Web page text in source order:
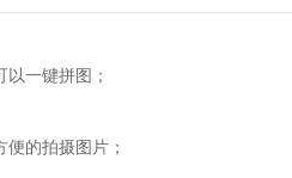
一键拼图；
的拍摄图片；